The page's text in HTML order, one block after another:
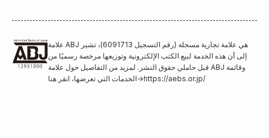
علامة ABJ هي علامة تجارية مسجلة (رقم التسجيل 6091713)، تشير
إلى أن هذه الخدمة لبيع الكتب الإلكترونية وتوزيعها مرخصة رسميًا من
قبل حاملي حقوق النشر. لمزيد من التفاصيل حول علامة ABJ وقائمة
الخدمات التي تعرضها، انقر هنا→https://aebs.or.jp/